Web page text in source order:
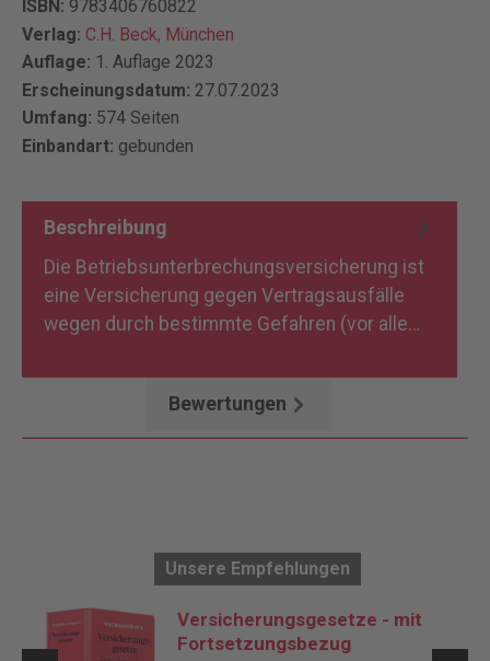
ISBN: 9783406760822
Verlag: C.H. Beck, München
Auflage: 1. Auflage 2023
Erscheinungsdatum: 27.07.2023
Umfang: 574 Seiten
Einbandart: gebunden
Beschreibung
Die Betriebsunterbrechungsversicherung ist
eine Versicherung gegen Vertragsausfälle
wegen durch bestimmte Gefahren (vor alle…
Bewertungen
Unsere Empfehlungen
Versicherungsgesetze - mit
Fortsetzungsbezug